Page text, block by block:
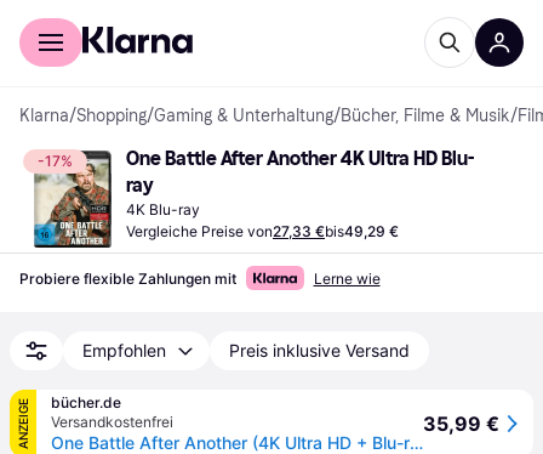
Für Shopper
Klarna/Shopping/Gaming & Unterhaltung/Bücher, Filme & Musik/
-17%
One Battle After Another 4K Ultra HD Blu-
ray
4K Blu-ray
Vergleiche Preise von27,33 €bis49,29 €
Probiere flexible Zahlungen mit Lerne wie
Empfohlen Preis inklusive Versand
ANZEIGE
bücher.de
Versandkostenfrei
One Battle After Another (4K Ultra HD + Blu-ray)
35,99 €